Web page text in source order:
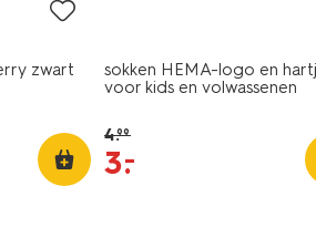
zwart
sokken HEMA-logo en
voor kids en volwassenen
4.99
3.
–